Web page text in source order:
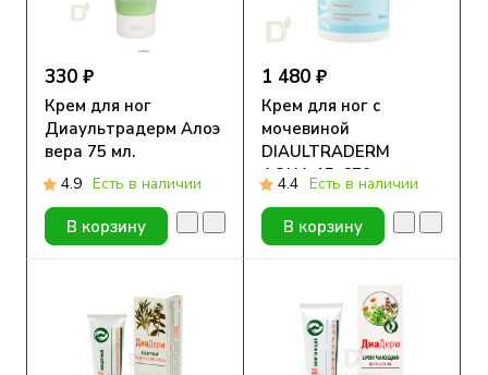
330 ₽
Крем для ног
Диаультрадерм Алоэ
вера 75 мл.
4.9 Есть в наличии
В корзину
1 480 ₽
Крем для ног с
мочевиной
DIAULTRADERM
AQUA 15, 670 мл
4.4 Есть в наличии
В корзину